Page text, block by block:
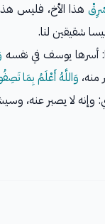
هذا الأخ، فليس
شقيقين لنا.
أسرها يوسف في نفسه
وَاللَّهُ أَعْلَمُ بِمَا
وإنه لا يصبر عنه،